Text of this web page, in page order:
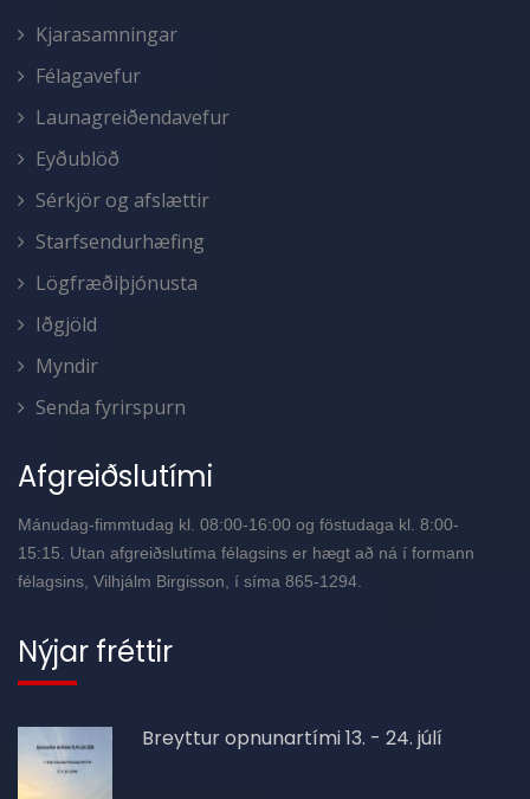
Kjarasamningar
Félagavefur
Launagreiðendavefur
Eyðublöð
Sérkjör og afslættir
Starfsendurhæfing
Lögfræðiþjónusta
Iðgjöld
Myndir
Senda fyrirspurn
Afgreiðslutími
Mánudag-fimmtudag kl. 08:00-16:00 og föstudaga kl. 8:00-
15:15. Utan afgreiðslutíma félagsins er hægt að ná í formann
félagsins, Vilhjálm Birgisson, í síma 865-1294.
Nýjar fréttir
Breyttur opnunartími 13. - 24. júlí